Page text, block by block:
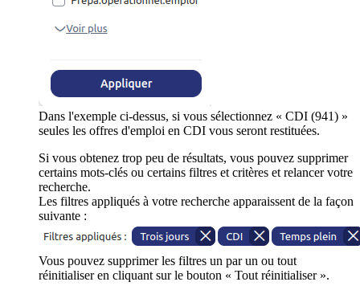
Dans l'exemple ci-dessus, si vous sélectionnez « CDI (941) »
seules les offres d'emploi en CDI vous seront restituées.
Si vous obtenez trop peu de résultats, vous pouvez supprimer
certains mots-clés ou certains filtres et critères et relancer votre
recherche.
Les filtres appliqués à votre recherche apparaissent de la façon
suivante :
Vous pouvez supprimer les filtres un par un ou tout
réinitialiser en cliquant sur le bouton « Tout réinitialiser ».